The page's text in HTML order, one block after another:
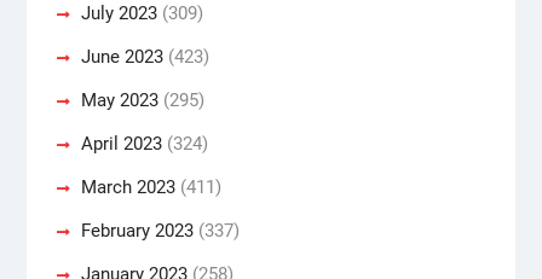
July 2023(309)
June 2023(423)
May 2023(295)
April 2023(324)
March 2023(411)
February 2023(337)
January 2023(258)